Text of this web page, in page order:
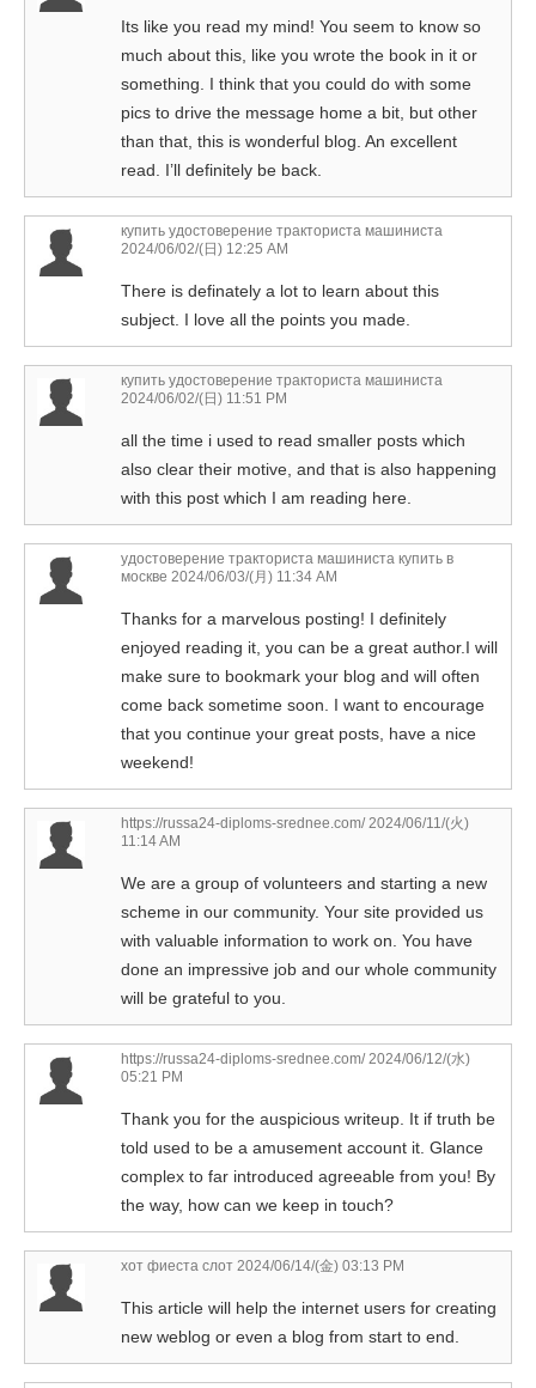
Its like you read my mind! You seem to know so
much about this, like you wrote the book in it or
something. I think that you could do with some
pics to drive the message home a bit, but other
than that, this is wonderful blog. An excellent
read. I’ll definitely be back.
купить удостоверение тракториста машиниста
2024/06/02/(日) 12:25 AM
There is definately a lot to learn about this
subject. I love all the points you made.
купить удостоверение тракториста машиниста
2024/06/02/(日) 11:51 PM
all the time i used to read smaller posts which
also clear their motive, and that is also happening
with this post which I am reading here.
удостоверение тракториста машиниста купить в
москве 2024/06/03/(月) 11:34 AM
Thanks for a marvelous posting! I definitely
enjoyed reading it, you can be a great author.I will
make sure to bookmark your blog and will often
come back sometime soon. I want to encourage
that you continue your great posts, have a nice
weekend!
https://russa24-diploms-srednee.com/2024/06/11/(火)
11:14 AM
We are a group of volunteers and starting a new
scheme in our community. Your site provided us
with valuable information to work on. You have
done an impressive job and our whole community
will be grateful to you.
https://russa24-diploms-srednee.com/2024/06/12/(水)
05:21 PM
Thank you for the auspicious writeup. It if truth be
told used to be a amusement account it. Glance
complex to far introduced agreeable from you! By
the way, how can we keep in touch?
хот фиеста слот 2024/06/14/(金) 03:13 PM
This article will help the internet users for creating
new weblog or even a blog from start to end.